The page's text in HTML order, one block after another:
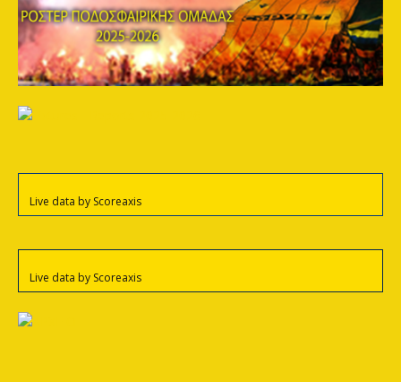
Live data by Scoreaxis
Live data by Scoreaxis